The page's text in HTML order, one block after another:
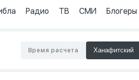
Радио ТВ СМИ Блогеры
Время расчета